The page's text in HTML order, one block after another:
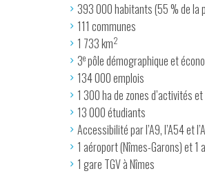
393 000 habitants (55 % de la
111 communes
1 733 km2
3epôle démographique et
134 000 emplois
1 300 ha de zones d’activités
13 000 étudiants
Accessibilité par l’A9, l’A54 et
1 aéroport (Nîmes-Garons) et 1
1 gare TGV à Nîmes